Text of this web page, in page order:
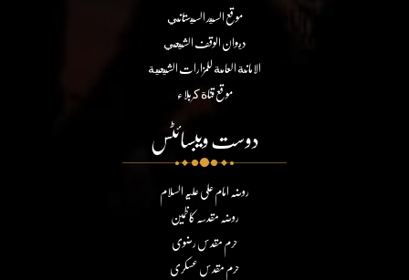
موقع السيد السيستاني
ديوان الوقف الشيعي
الامانة العامة للمزارات الشيعية
موقع قناة كربلاء
دوست ویبسائٹس
روضہ امام علی علیہ السلام
روضہ مقدسہ کاظمین
حرم مقدس رضوی
حرم مقدس عسکری